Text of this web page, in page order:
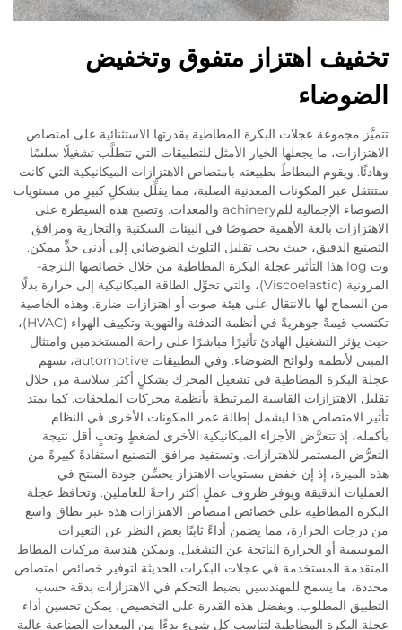
تخفيف اهتزاز متفوق وتخفيض
الضوضاء
تتميَّز مجموعة عجلات البكرة المطاطية بقدرتها الاستثنائية على امتصاص
الاهتزازات، ما يجعلها الخيار الأمثل للتطبيقات التي تتطلَّب تشغيلًا سلسًا
وهادئًا. ويقوم المطاطُ بطبيعته بامتصاص الاهتزازات الميكانيكية التي كانت
ستنتقل عبر المكونات المعدنية الصلبة، مما يقلِّل بشكلٍ كبيرٍ من مستويات
الضوضاء الإجمالية للمachinery والمعدات. وتصبح هذه السيطرة على
الاهتزازات بالغة الأهمية خصوصًا في البيئات السكنية والتجارية ومرافق
التصنيع الدقيق، حيث يجب تقليل التلوث الضوضائي إلى أدنى حدٍّ ممكن.
وت log هذا التأثير عجلة البكرة المطاطية من خلال خصائصها اللزجة-
المرونية (Viscoelastic)، والتي تحوِّل الطاقة الميكانيكية إلى حرارة بدلًا
من السماح لها بالانتقال على هيئة صوت أو اهتزازات ضارة. وهذه الخاصية
تكتسب قيمةً جوهريةً في أنظمة التدفئة والتهوية وتكييف الهواء (HVAC)،
حيث يؤثر التشغيل الهادئ تأثيرًا مباشرًا على راحة المستخدمين وامتثال
المبنى لأنظمة ولوائح الضوضاء. وفي التطبيقات automotive، تسهم
عجلة البكرة المطاطية في تشغيل المحرك بشكلٍ أكثر سلاسة من خلال
تقليل الاهتزازات القاسية المرتبطة بأنظمة محركات الملحقات. كما يمتد
تأثير الامتصاص هذا ليشمل إطالة عمر المكونات الأخرى في النظام
بأكمله، إذ تتعرَّض الأجزاء الميكانيكية الأخرى لضغطٍ وتعبٍ أقل نتيجة
التعرُّض المستمر للاهتزازات. وتستفيد مرافق التصنيع استفادةً كبيرةً من
هذه الميزة، إذ إن خفض مستويات الاهتزاز يحسِّن جودة المنتج في
العمليات الدقيقة ويوفر ظروف عملٍ أكثر راحةً للعاملين. وتحافظ عجلة
البكرة المطاطية على خصائص امتصاص الاهتزازات هذه عبر نطاق واسع
من درجات الحرارة، مما يضمن أداءً ثابتًا بغض النظر عن التغيرات
الموسمية أو الحرارة الناتجة عن التشغيل. ويمكن هندسة مركبات المطاط
المتقدمة المستخدمة في عجلات البكرات الحديثة لتوفير خصائص امتصاص
محددة، ما يسمح للمهندسين بضبط التحكم في الاهتزازات بدقة حسب
التطبيق المطلوب. وبفضل هذه القدرة على التخصيص، يمكن تحسين أداء
عجلة البكرة المطاطية لتناسب كل شيءٍ بدءًا من المعدات الصناعية عالية